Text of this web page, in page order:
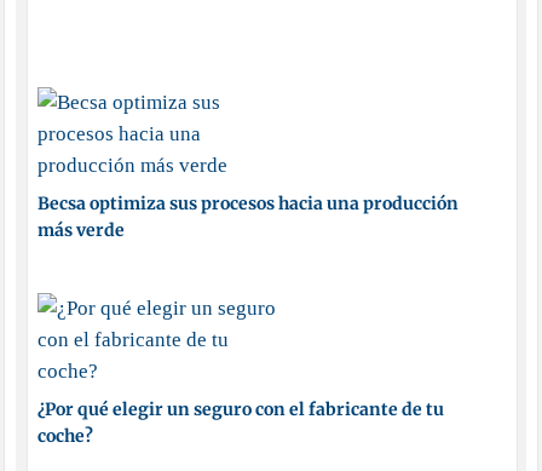
Becsa optimiza sus procesos hacia una producción
más verde
¿Por qué elegir un seguro con el fabricante de tu
coche?